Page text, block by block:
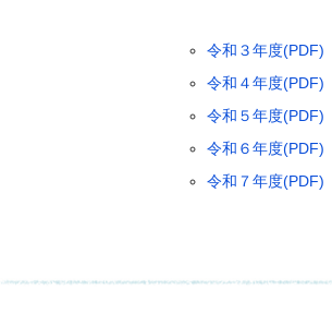
令和３年度(PDF)
令和４年度(PDF)
令和５年度(PDF)
令和６年度(PDF)
令和７年度(PDF)